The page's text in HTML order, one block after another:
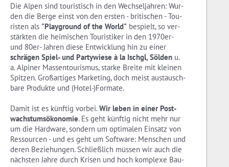
Die Alpen sind tou­ris­tisch in den Wech­sel­jah­ren: Wur­
den die Berge einst von den ers­ten - bri­ti­schen - Tou­
ris­ten als "Play­ground of the World" be­spielt, so ver­
stärk­ten die hei­mi­schen Tou­ris­ti­ker in den 1970er-
und 80er- Jah­ren diese Ent­wick­lung hin zu einer
schrä­gen Spiel- und Par­ty­wie­se à la Ischgl, Söl­den u.
a. Al­pi­ner Mas­sen­tou­ris­mus, star­ke Brei­te mit klei­nen
Spit­zen. Groß­ar­ti­ges Mar­ke­ting, doch meist aus­tausch­
ba­re Pro­duk­te und (Ho­tel-)For­ma­te.
Damit ist es künf­tig vor­bei.Wir leben in einer Post­
wachs­tums­öko­no­mie. Es geht künf­tig nicht mehr nur
um die Hard­ware, son­dern um op­ti­ma­len Ein­satz von
Res­sour­cen - und es geht um Soft­ware: Men­schen und
deren Be­zie­hun­gen. Schließ­lich müs­sen wir auch die
nächs­ten Jahre durch Kri­sen und hoch kom­ple­xe Bau­